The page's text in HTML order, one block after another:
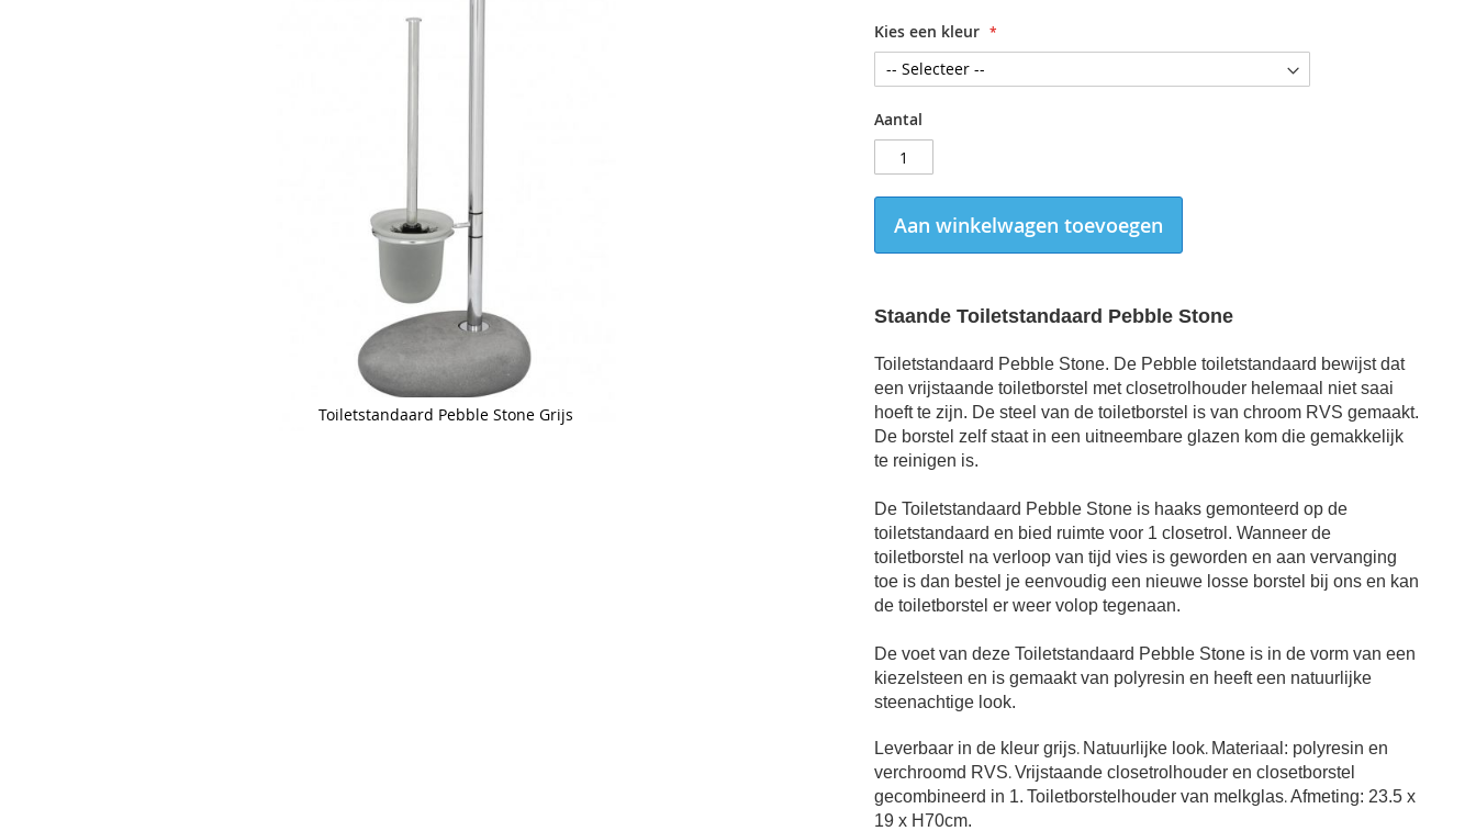
Kies een kleur
Aantal
Aan winkelwagen toevoegen
Staande Toiletstandaard Pebble Stone
Toiletstandaard Pebble Stone. De Pebble toiletstandaard bewijst dat
een vrijstaande toiletborstel met closetrolhouder helemaal niet saai
hoeft te zijn. De steel van de toiletborstel is van chroom RVS gemaakt.
De borstel zelf staat in een uitneembare glazen kom die gemakkelijk
te reinigen is.
De Toiletstandaard Pebble Stone is haaks gemonteerd op de
toiletstandaard en bied ruimte voor 1 closetrol. Wanneer de
toiletborstel na verloop van tijd vies is geworden en aan vervanging
toe is dan bestel je eenvoudig een nieuwe losse borstel bij ons en kan
de toiletborstel er weer volop tegenaan.
De voet van deze Toiletstandaard Pebble Stone is in de vorm van een
kiezelsteen en is gemaakt van polyresin en heefteen natuurlijke
steenachtige look.
Leverbaar in de kleur grijs. Natuurlijke look. Materiaal: polyresin en
verchroomd RVS.Vrijstaande closetrolhouder en closetborstel
gecombineerd in 1. Toiletborstelhouder van melkglas.Afmeting: 23.5 x
19 x H70cm.
Toiletstandaard Pebble Stone Grijs